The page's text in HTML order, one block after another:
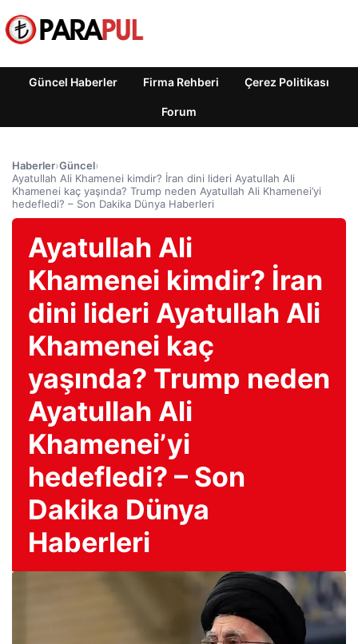
Güncel Haberler Firma Rehberi Çerez Politikası
Forum
Haberler›Güncel›
Ayatullah Ali Khamenei kimdir? İran dini lideri Ayatullah Ali
Khamenei kaç yaşında? Trump neden Ayatullah Ali Khamenei’yi
hedefledi? – Son Dakika Dünya Haberleri
Ayatullah Ali
Khamenei kimdir? İran
dini lideri Ayatullah Ali
Khamenei kaç
yaşında? Trump neden
Ayatullah Ali
Khamenei’yi
hedefledi? – Son
Dakika Dünya
Haberleri